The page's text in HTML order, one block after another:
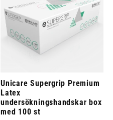
Unicare Supergrip Premium
Latex
undersökningshandskar box
med 100 st